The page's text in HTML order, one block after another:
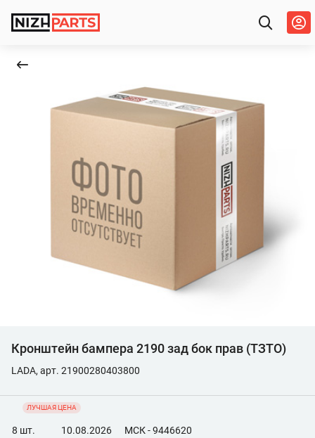
Кронштейн бампера 2190 зад бок прав (ТЗТО)
LADA, арт. 21900280403800
ЛУЧШАЯ ЦЕНА
8 шт. 10.08.2026 МСК - 9446620